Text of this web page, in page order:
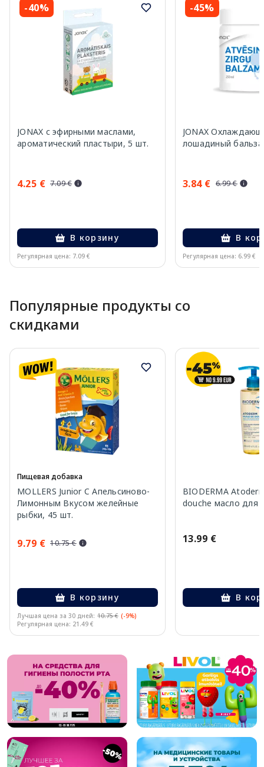
-40%
JONAX с эфирными маслами,
aроматический пластыри, 5 шт.
4.25 € 7.09 €
В корзину
Регулярная цена: 7.09 €
-45%
JONAX
лошадиный
3.84 € 6.99 €
В
Регулярная цена: 6.99 €
Популярные продукты со
скидками
Пищевая добавка
MOLLERS Junior C Апельсиново-
Лимонным Вкусом желейные
рыбки, 45 шт.
9.79 € 10.75 €
В корзину
Лучшая цена за 30 дней: 10.75 € (-9%)
Регулярная цена: 21.49 €
BIODERMA
douche масло для
13.99 €
В